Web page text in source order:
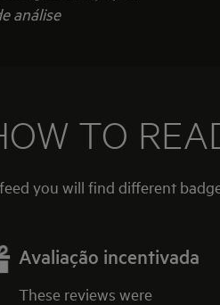
análise
TO
you will find different
Avaliação incentivada
These reviews were